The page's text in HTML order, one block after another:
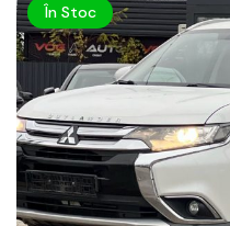
În Stoc